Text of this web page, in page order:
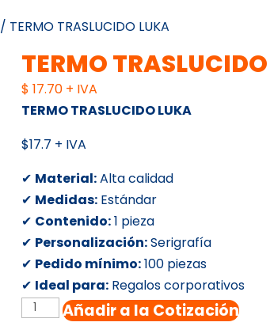
/ TERMO TRASLUCIDO LUKA
TERMO
$ 17.70 + IVA
TERMO TRASLUCIDO LUKA
$17.7 + IVA
✔ Material:Alta calidad
✔ Medidas:Estándar
✔ Contenido:1 pieza
✔ Personalización:Serigrafía
✔ Pedido mínimo:100 piezas
✔ Ideal para:Regalos corporativos
TERMOAñadir a la Cotización